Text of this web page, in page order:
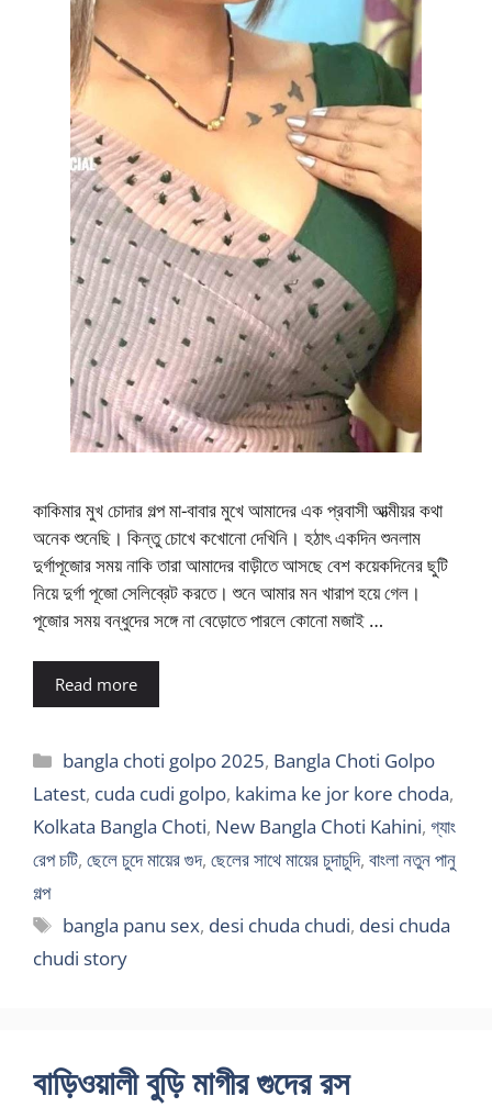
কাকিমার মুখ চোদার গল্প মা-বাবার মুখে আমাদের এক প্রবাসী আত্মীয়র কথা
অনেক শুনেছি। কিন্তু চোখে কখোনো দেখিনি। হঠাৎ একদিন শুনলাম
দুর্গাপূজোর সময় নাকি তারা আমাদের বাড়ীতে আসছে বেশ কয়েকদিনের ছুটি
নিয়ে দুর্গা পূজো সেলিব্রেট করতে। শুনে আমার মন খারাপ হয়ে গেল।
পূজোর সময় বন্ধুদের সঙ্গে না বেড়োতে পারলে কোনো মজাই …
Read more
Categories
bangla choti golpo 2025, Bangla Choti Golpo
Latest, cuda cudi golpo, kakima ke jor kore choda,
Kolkata Bangla Choti, New Bangla Choti Kahini, গ্যাং
রেপ চটি, ছেলে চুদে মায়ের গুদ, ছেলের সাথে মায়ের চুদাচুদি, বাংলা নতুন পানু
গল্প
Tags
bangla panu sex, desi chuda chudi, desi chuda
chudi story
বাড়িওয়ালী বুড়ি মাগীর গুদের রস